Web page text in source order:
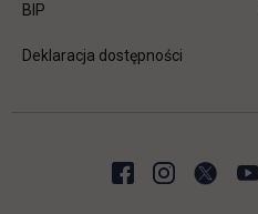
BIP
Deklaracja dostępności